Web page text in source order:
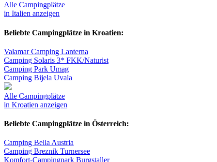
Alle Campingplätze
in Italien anzeigen
Beliebte Campingplätze in Kroatien:
Valamar Camping Lanterna
Camping Solaris 3* FKK/Naturist
Camping Park Umag
Camping Bijela Uvala
Alle Campingplätze
in Kroatien anzeigen
Beliebte Campingplätze in Österreich:
Camping Bella Austria
Camping Breznik Turnersee
Komfort-Campingpark Burgstaller